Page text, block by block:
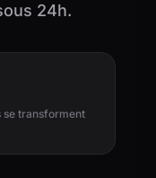
24h.
se transforment